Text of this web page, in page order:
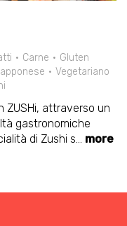
Carne
Gluten
Vegetariano
ZUSHi, attraverso un
gastronomiche
di Zushi s... more